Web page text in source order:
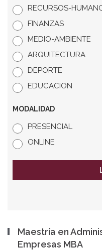
RECURSOS-
FINANZAS
MEDIO-AMBIENTE
ARQUITECTURA
DEPORTE
EDUCACION
MODALIDAD
PRESENCIAL
ONLINE
Maestría en
Empresas MBA